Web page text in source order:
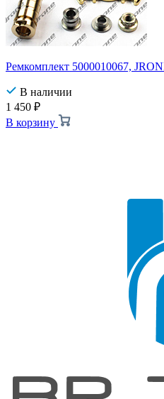
Ремкомплект 5000010067,
В наличии
1 450 ₽
В корзину